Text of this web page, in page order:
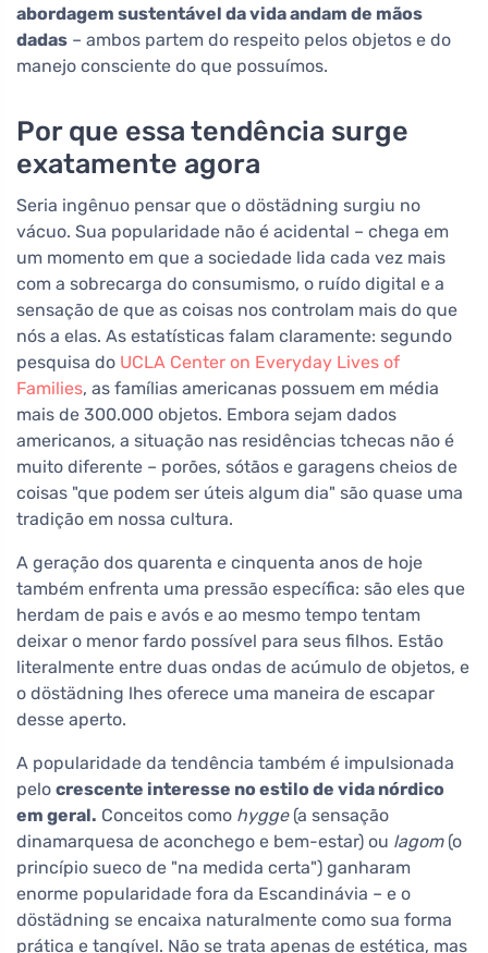
abordagem sustentável da vida andam de mãos
dadas – ambos partem do respeito pelos objetos e do
manejo consciente do que possuímos.
Por que essa tendência surge
exatamente agora
Seria ingênuo pensar que o döstädning surgiu no
vácuo. Sua popularidade não é acidental – chega em
um momento em que a sociedade lida cada vez mais
com a sobrecarga do consumismo, o ruído digital e a
sensação de que as coisas nos controlam mais do que
nós a elas. As estatísticas falam claramente: segundo
pesquisa do UCLA Center on Everyday Lives of
Families, as famílias americanas possuem em média
mais de 300.000 objetos. Embora sejam dados
americanos, a situação nas residências tchecas não é
muito diferente – porões, sótãos e garagens cheios de
coisas "que podem ser úteis algum dia" são quase uma
tradição em nossa cultura.
A geração dos quarenta e cinquenta anos de hoje
também enfrenta uma pressão específica: são eles que
herdam de pais e avós e ao mesmo tempo tentam
deixar o menor fardo possível para seus filhos. Estão
literalmente entre duas ondas de acúmulo de objetos, e
o döstädning lhes oferece uma maneira de escapar
desse aperto.
A popularidade da tendência também é impulsionada
pelo crescente interesse no estilo de vida nórdico
em geral. Conceitos como hygge(a sensação
dinamarquesa de aconchego e bem-estar) ou lagom(o
princípio sueco de "na medida certa") ganharam
enorme popularidade fora da Escandinávia – e o
döstädning se encaixa naturalmente como sua forma
prática e tangível. Não se trata apenas de estética, mas